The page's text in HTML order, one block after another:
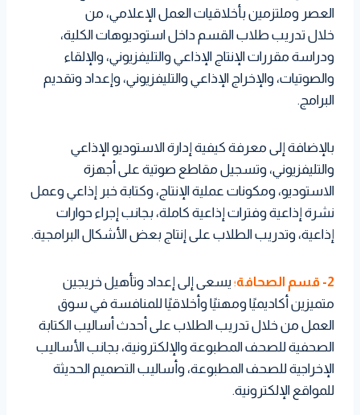
العصر وملتزمين بأخلاقيات العمل الإعلامي، من
خلال تدريب طلاب القسم داخل استوديوهات الكلية،
ودراسة مقررات الإنتاج الإذاعي والتليفزيوني، والإلقاء
والصوتيات، والإخراج الإذاعي والتليفزيوني، وإعداد وتقديم
البرامج.
بالإضافة إلى معرفة كيفية إدارة الاستوديو الإذاعي
والتليفزيوني، وتسجيل مقاطع صوتية على أجهزة
الاستوديو، ومكونات عملية الإنتاج، وكتابة خبر إذاعي وعمل
نشرة إذاعية وفترات إذاعية كاملة، بجانب إجراء حوارات
إذاعية، وتدريب الطلاب على إنتاج بعض الأشكال البرامجية.
2- قسم الصحافة ؛يسعى إلى إعداد وتأهيل خريجين
متميزين أكاديميًا ومهنيًا وأخلاقيًا للمنافسة في سوق
العمل من خلال تدريب الطلاب على أحدث أساليب الكتابة
الصحفية للصحف المطبوعة والإلكترونية، بجانب الأساليب
الإخراجية للصحف المطبوعة، وأساليب التصميم الحديثة
للمواقع الإلكترونية.